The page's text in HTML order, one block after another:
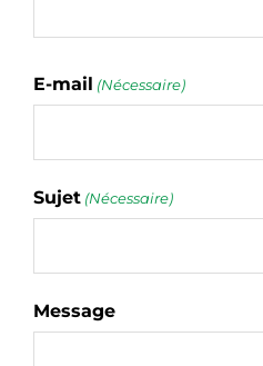
E-mail (Nécessaire)
Sujet (Nécessaire)
Message